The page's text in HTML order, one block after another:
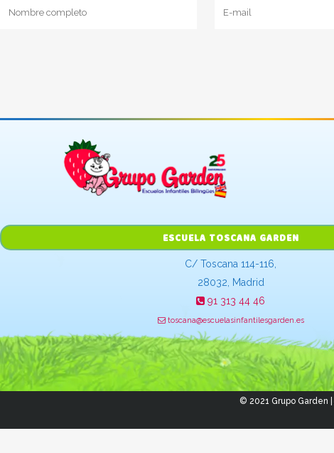
ESCUELA TOSCANA GARDEN
C/ Toscana 114-116,
28032, Madrid
91 313 44 46
toscana@escuelasinfantilesgarden.es
© 2021 Grupo Garden |